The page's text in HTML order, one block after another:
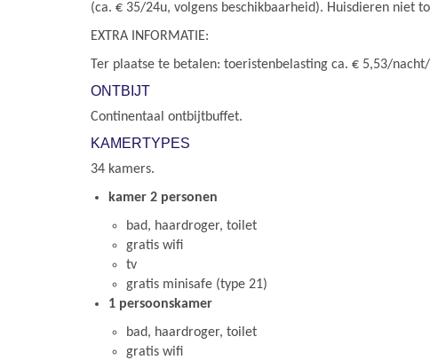
(ca. € 35/24u, volgens beschikbaarheid). Huisdieren niet
EXTRA INFORMATIE:
Ter plaatse te betalen: toeristenbelasting ca. € 5,53/
ONTBIJT
Continentaal ontbijtbuffet.
KAMERTYPES
34 kamers.
kamer 2 personen
bad, haardroger, toilet
gratis wifi
tv
gratis minisafe (type 21)
1 persoonskamer
bad, haardroger, toilet
gratis wifi